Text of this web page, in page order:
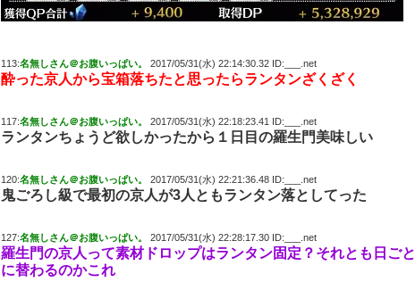
113:名無しさん＠お腹いっぱい。 2017/05/31(水) 22:14:30.32 ID:___.net
酔った京人から宝箱落ちたと思ったらランタンざくざく
117:名無しさん＠お腹いっぱい。 2017/05/31(水) 22:18:23.41 ID:___.net
ランタンちょうど欲しかったから１日目の羅生門美味しい
120:名無しさん＠お腹いっぱい。 2017/05/31(水) 22:21:36.48 ID:___.net
鬼ごろし級で最初の京人が3人ともランタン落としてった
127:名無しさん＠お腹いっぱい。 2017/05/31(水) 22:28:17.30 ID:___.net
羅生門の京人って素材ドロップはランタン固定？それとも日ごと
に替わるのかこれ